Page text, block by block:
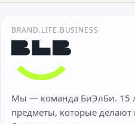
BRAND.LIFE.BUSINESS
Мы — команда БиЭлБи. 15
предметы, которые делают